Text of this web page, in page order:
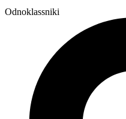
Odnoklassniki